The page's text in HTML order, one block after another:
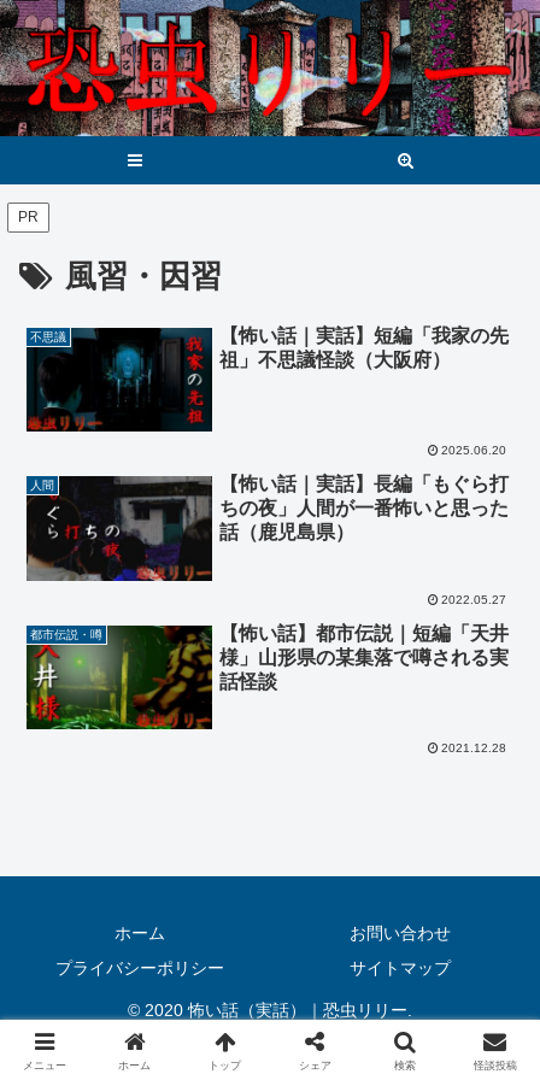
PR
風習・因習
不思議
【怖い話｜実話】短編「我家の先
祖」不思議怪談（大阪府）
2025.06.20
人間
【怖い話｜実話】長編「もぐら打
ちの夜」人間が一番怖いと思った
話（鹿児島県）
2022.05.27
都市伝説・噂
【怖い話】都市伝説｜短編「天井
様」山形県の某集落で噂される実
話怪談
2021.12.28
ホーム
お問い合わせ
プライバシーポリシー
サイトマップ
© 2020 怖い話（実話）｜恐虫リリー.
メニュー ホーム トップ シェア 検索 怪談投稿